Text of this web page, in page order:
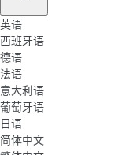
英语
西班牙语
德语
法语
意大利语
葡萄牙语
日语
简体中文